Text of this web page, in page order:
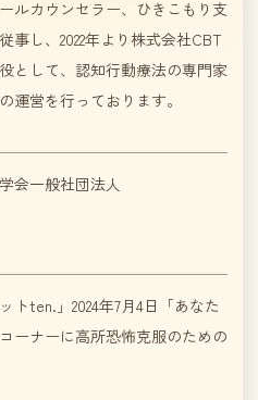
ルカウンセラー、ひきこもり支
事し、2022年より株式会社CBT
として、認知行動療法の専門家
運営を行っております。
会一般社団法人
トten.」2024年7月4日「あなた
ーナーに高所恐怖克服のための